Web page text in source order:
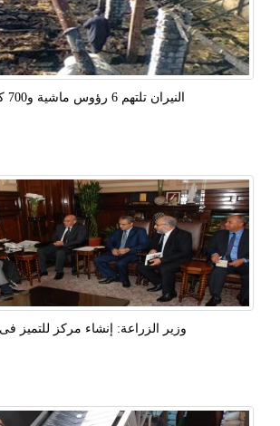
النيران تلتهم 6 رؤوس ماشية و700 كتكوت
​وزير الزراعة: إنشاء مركز للتميز